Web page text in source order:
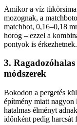
Amikor a víz
mozognak, a
matchbot, 0,16–0,18
horog – ezzel a
pontyok is érkezhetnek.
3. Ragadozóhalas
módszerek
Bokodon a pergetés
építmény miatt
hatalmas élményt
időnként pedig harcsát